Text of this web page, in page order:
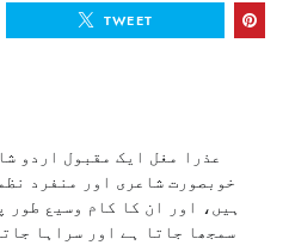
TWEET
عذرا مغل ایک مقبول اردو
خوبصورت شاعری اور منفرد
ہیں، اور ان کا کام وسیع طور
سمجھا جاتا ہے اور سراہا